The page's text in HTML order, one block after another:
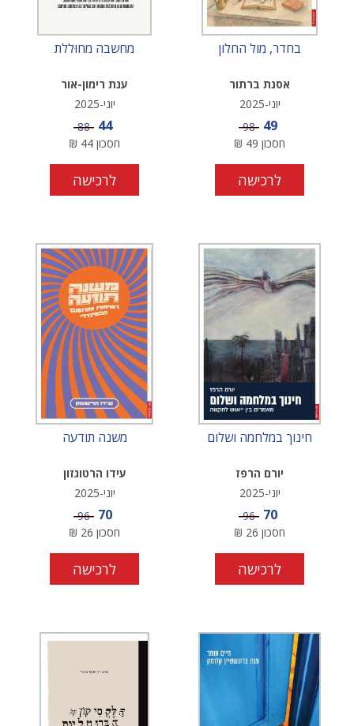
בחדר, מול החלון
אסנת ברתור
יוני-2025
מחיר מבצע
49 מחיר
98
חסכון 49
₪
לרכישה
מחשבה מחוּללת
ענת רימון-אור
יוני-2025
מחיר מבצע
44 מחיר
88
חסכון 44
₪
לרכישה
חינוך במלחמה ושלום
יורם הרפז
יוני-2025
מחיר מבצע
70 מחיר
96
חסכון 26
₪
לרכישה
משנה תודעה
עידו הרטוגזון
יוני-2025
מחיר מבצע
70 מחיר
96
חסכון 26
₪
לרכישה